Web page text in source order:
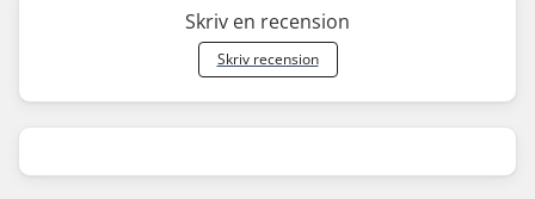
Skriv en recension
Skriv recension